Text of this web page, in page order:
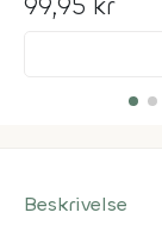
Beskrivelse